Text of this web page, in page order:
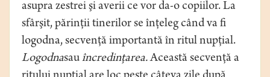
asupra zestrei şi averii ce vor da-o copiilor. La
sfârşit, părinţii tinerilor se înţeleg când va fi
logodna, secvenţă importantă în ritul nupţial.
Logodnasauîncredinţarea.Această secvenţă a